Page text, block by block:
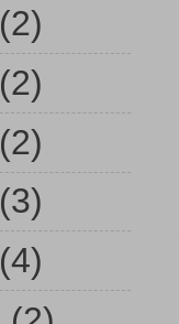
(2)
(2)
(2)
(3)
(4)